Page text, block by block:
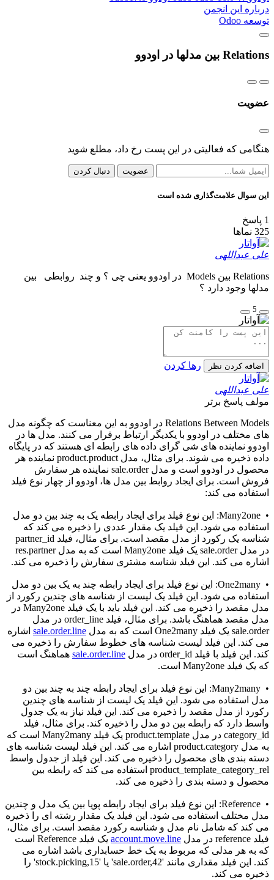
درباره این انجمن
توسعه Odoo
Relations بین مدلها در اودوو
عضویت
هنگامی که فعالیتی در این پست رخ داد، مطلع شوید
عضویت دنبال کردن
این سوال علامت‌گذاری شده است
1 پاسخ
325 نماها
علی عبداللهی
Relations بین Models در اودوو یعنی چی ؟ و چند روابطی بین
مدلها وجود دارد ؟
5
اضافه کردن نظر رها کردن
علی عبداللهی
مولف پاسخ برتر
Relations Between Models در اودوو به این معناست که چگونه مدل
های مختلف در اودوو با یکدیگر ارتباط برقرار می کنند. مدل ها در
اودوو نماینده های شی گرای داده های رابطه ای هستند که در پایگاه
داده ذخیره می شوند. برای مثال، مدل product.product نماینده هر
محصول در اودوو است و مدل sale.order نماینده هر سفارش
فروش است. برای ایجاد روابط بین مدل ها، اودوو از چهار نوع فیلد
استفاده می کند:
• Many2one: این نوع فیلد برای ایجاد رابطه یک به چند بین دو مدل
استفاده می شود. این فیلد یک مقدار عددی را ذخیره می کند که
شناسه یک رکورد از مدل مقصد است. برای مثال، فیلد partner_id
در مدل sale.order یک فیلد Many2one است که به مدل res.partner
اشاره می کند. این فیلد شناسه مشتری سفارش را ذخیره می کند.
• One2many: این نوع فیلد برای ایجاد رابطه چند به یک بین دو مدل
استفاده می شود. این فیلد یک لیست از شناسه های چندین رکورد از
مدل مقصد را ذخیره می کند. این فیلد باید با یک فیلد Many2one در
مدل مقصد هماهنگ باشد. برای مثال، فیلد order_line در مدل
sale.order یک فیلد One2many است که به مدل
sale.order.line اشاره
می کند. این فیلد لیست شناسه های خطوط سفارش را ذخیره می
کند. این فیلد با فیلد order_id در مدل
sale.order.line هماهنگ است
که یک فیلد Many2one است.
• Many2many: این نوع فیلد برای ایجاد رابطه چند به چند بین دو
مدل استفاده می شود. این فیلد یک لیست از شناسه های چندین
رکورد از مدل مقصد را ذخیره می کند. این فیلد نیاز به یک جدول
واسط دارد که رابطه بین دو مدل را ذخیره کند. برای مثال، فیلد
category_id در مدل product.template یک فیلد Many2many است که
به مدل product.category اشاره می کند. این فیلد لیست شناسه های
دسته بندی های محصول را ذخیره می کند. این فیلد از جدول واسط
product_template_category_rel استفاده می کند که رابطه بین
محصول و دسته بندی را ذخیره می کند.
• Reference: این نوع فیلد برای ایجاد رابطه پویا بین یک مدل و چندین
مدل مختلف استفاده می شود. این فیلد یک مقدار رشته ای را ذخیره
می کند که شامل نام مدل و شناسه رکورد مقصد است. برای مثال،
فیلد reference در مدل
account.move.line
یک فیلد Reference است
که به هر مدلی که مربوط به یک خط حسابداری باشد اشاره می
کند. این فیلد مقداری مانند 'sale.order,42' یا 'stock.picking,15' را
ذخیره می کند.